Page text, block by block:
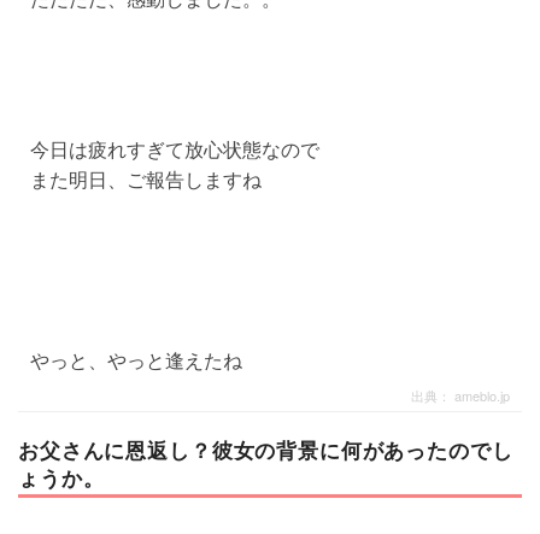
今日は疲れすぎて放心状態なので
また明日、ご報告しますね
やっと、やっと逢えたね
出典： ameblo.jp
お父さんに恩返し？彼女の背景に何があったのでし
ょうか。